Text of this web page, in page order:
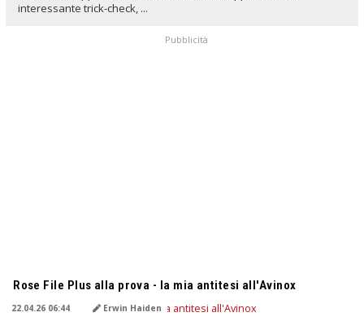
interessante trick-check, ...
Pubblicità
Rose File Plus alla prova - la mia antitesi all'Avinox
22.04.26 06:44 Erwin Haiden